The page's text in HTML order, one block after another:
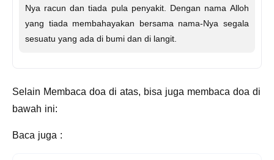
Nya racun dan tiada pula penyakit. Dengan nama Alloh
yang tiada membahayakan bersama nama-Nya segala
sesuatu yang ada di bumi dan di langit.
Selain Membaca doa di atas, bisa juga membaca doa di
bawah ini:
Baca juga :